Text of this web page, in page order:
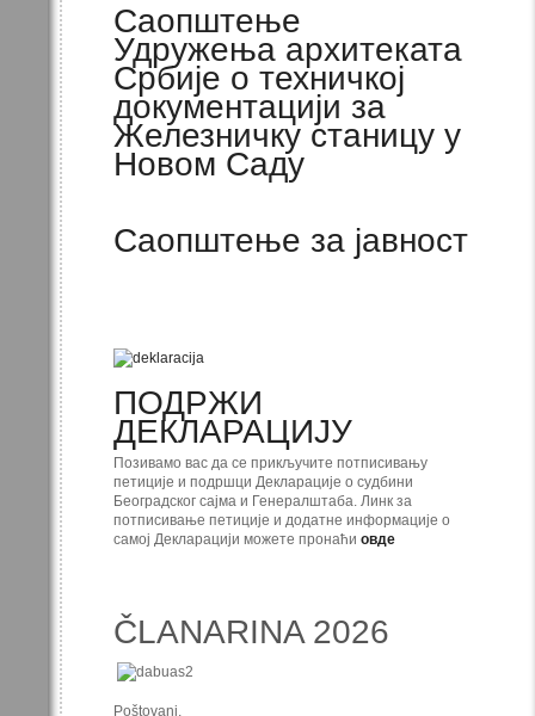
Саопштење
Удружења архитеката
Србије о техничкој
документацији за
Железничку станицу у
Новом Саду
Саопштење за јавност
ПОДРЖИ
ДЕКЛАРАЦИЈУ
Позивамо вас да се прикључите потписивању
петиције и подршци Декларације о судбини
Београдског сајма и Генералштаба. Линк за
потписивање петиције и додатне информације о
самој Декларацији можете пронаћи овде
ČLANARINA 2026
Poštovani,